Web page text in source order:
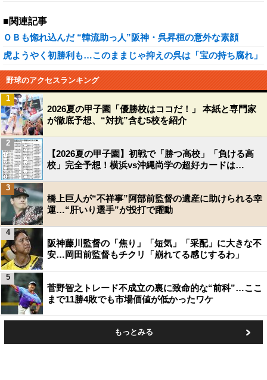
■関連記事
ＯＢも惚れ込んだ “韓流助っ人”阪神・呉昇桓の意外な素顔
虎ようやく初勝利も…このままじゃ抑えの呉は「宝の持ち腐れ」
野球のアクセスランキング
2026夏の甲子園「優勝校はココだ！」 本紙と専門家
が徹底予想、“対抗”含む5校を紹介
1
【2026夏の甲子園】初戦で「勝つ高校」「負ける高
校」完全予想！横浜vs沖縄尚学の超好カードは…
2
橋上巨人が“不祥事”阿部前監督の遺産に助けられる幸
運…“肝いり選手”が投打で躍動
3
阪神藤川監督の「焦り」「短気」「采配」に大きな不
安…岡田前監督もチクリ「崩れてる感じするわ」
4
菅野智之トレード不成立の裏に致命的な“前科”…ここ
まで11勝4敗でも市場価値が低かったワケ
5
もっとみる